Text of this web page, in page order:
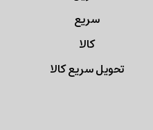
تحویل سریع کالا